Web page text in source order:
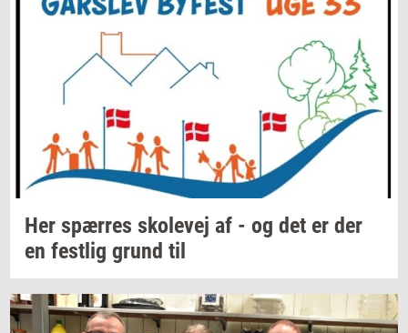
Her spær­res sko­le­vej af - og det er der
en fest­lig grund til